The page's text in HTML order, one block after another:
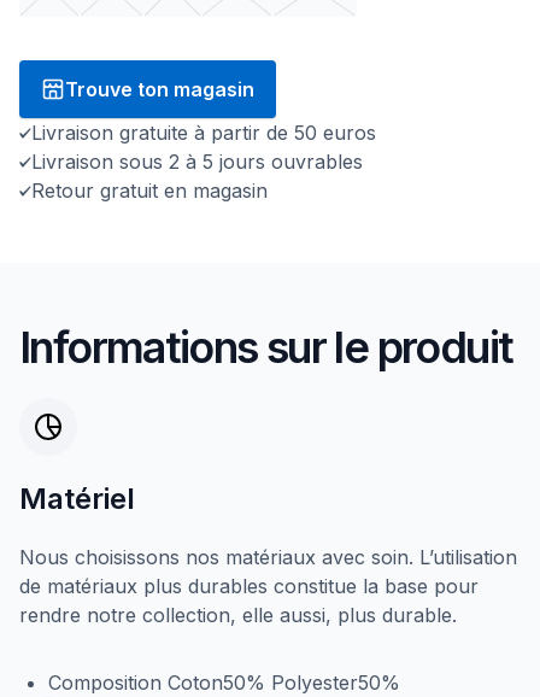
Trouve ton magasin
Livraison gratuite à partir de 50 euros
Livraison sous 2 à 5 jours ouvrables
Retour gratuit en magasin
Informations sur le produit
Matériel
Nous choisissons nos matériaux avec soin. L’utilisation
de matériaux plus durables constitue la base pour
rendre notre collection, elle aussi, plus durable.
Composition Coton50% Polyester50%